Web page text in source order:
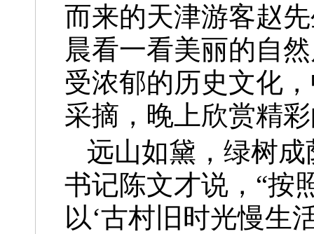
而来的天津游客赵
晨看一看美丽的自
受浓郁的历史文化
采摘，晚上欣赏精
远山如黛，绿树
书记陈文才说，“按
以‘古村旧时光慢生